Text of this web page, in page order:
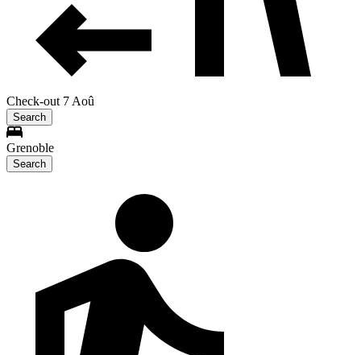
Check-out 7 Aoû
Search
Grenoble
Search